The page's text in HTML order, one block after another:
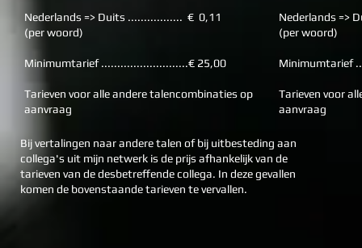
Nederlands => Duits ................. € 0,11
​(per woord)
Minimumtarief ...........................€ 25,00
Tarieven voor alle andere talencombinaties op
aanvraag
Nederlands =>
(per woord)
Minimumtarief
Tarieven voor
aanvraag
Bij vertalingen naar andere talen of bij uitbesteding aan
collega's uit mijn netwerk is de prijs afhankelijk van de
tarieven van de desbetreffende collega. In deze gevallen
komen de bovenstaande tarieven te vervallen.